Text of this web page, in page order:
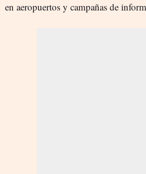
en aeropuertos y campañas de